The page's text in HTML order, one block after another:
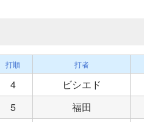
打順 打者
4
ビシエド
5
福田